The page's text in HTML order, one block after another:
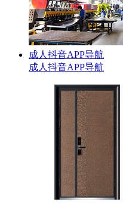
成人抖音APP导航
成人抖音APP导航